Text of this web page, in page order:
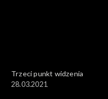
Trzeci punkt widzenia
28.03.2021